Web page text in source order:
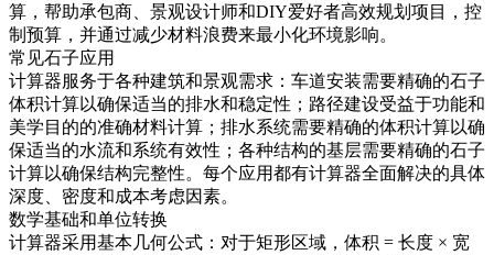
算，帮助承包商、景观设计师和DIY爱好者高效规划项目，控
制预算，并通过减少材料浪费来最小化环境影响。
常见石子应用
计算器服务于各种建筑和景观需求：车道安装需要精确的石子
体积计算以确保适当的排水和稳定性；路径建设受益于功能和
美学目的的准确材料计算；排水系统需要精确的体积计算以确
保适当的水流和系统有效性；各种结构的基层需要精确的石子
计算以确保结构完整性。每个应用都有计算器全面解决的具体
深度、密度和成本考虑因素。
数学基础和单位转换
计算器采用基本几何公式：对于矩形区域，体积 = 长度 × 宽